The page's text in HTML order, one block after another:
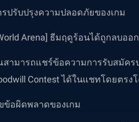
รปรับปรุงความปลอดภัยของเกม
Arena] ธีมฤดูร้อนได้ถูกลบออ
ามารถแชร์ข้อความการรับสมั
Contest ได้ในแชทโดยตร
ข้อผิดพลาดของเกม